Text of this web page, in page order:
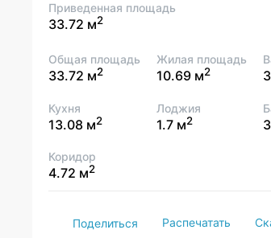
Приведенная площадь
33.72 м2
Общая площадь
33.72 м2
Жилая площадь
10.69 м2
Кухня
13.08 м2
Лоджия
1.7 м2
Коридор
4.72 м2
Поделиться Распечатать